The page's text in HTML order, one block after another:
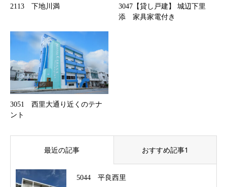
2113 下地川満
3047【貸し戸建】 城辺下里
添 家具家電付き
3051 西里大通り近くのテナ
ント
最近の記事 おすすめ記事1
5044 平良西里